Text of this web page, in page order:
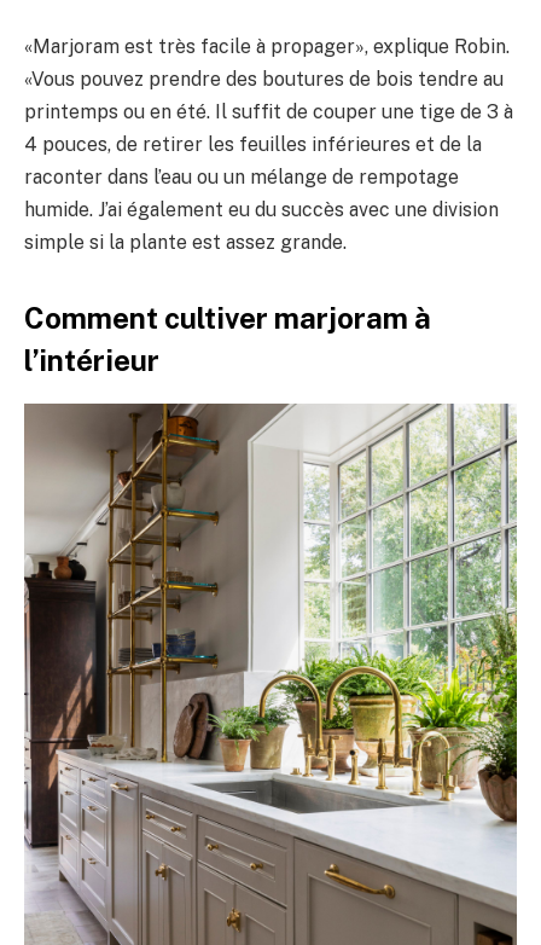
«Marjoram est très facile à propager», explique Robin.
«Vous pouvez prendre des boutures de bois tendre au
printemps ou en été. Il suffit de couper une tige de 3 à
4 pouces, de retirer les feuilles inférieures et de la
raconter dans l’eau ou un mélange de rempotage
humide. J’ai également eu du succès avec une division
simple si la plante est assez grande.
Comment cultiver marjoram à
l’intérieur